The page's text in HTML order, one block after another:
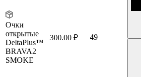
Очки
открытые
DeltaPlus™
BRAVA2
SMOKE
300.00 ₽ 49